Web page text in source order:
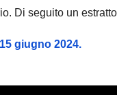
Di seguito un
giugno 2024.